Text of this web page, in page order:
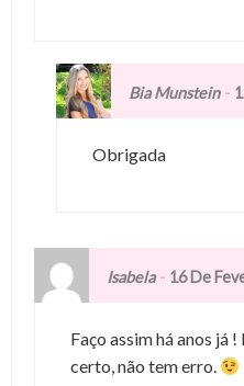
Bia Munstein-
Obrigada
Isabela- 16 De
Faço assim há anos já
certo, não tem erro.